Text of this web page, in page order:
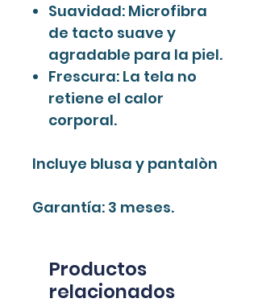
Suavidad: Microfibra
de tacto suave y
agradable para la piel.
Frescura: La tela no
retiene el calor
corporal.
Incluye blusa y pantalòn
Garantía: 3 meses.
Productos
relacionados